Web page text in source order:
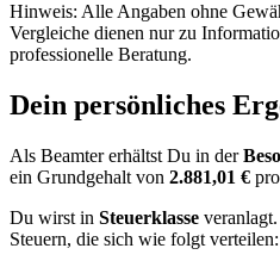
Hinweis: Alle Angaben ohne
Vergleiche dienen nur zu
professionelle Beratung.
Dein persönliches
Als Beamter erhältst Du in der
ein Grundgehalt von 2.881,01 €
Du wirst in Steuerklasse
Steuern, die sich wie folgt verteilen: